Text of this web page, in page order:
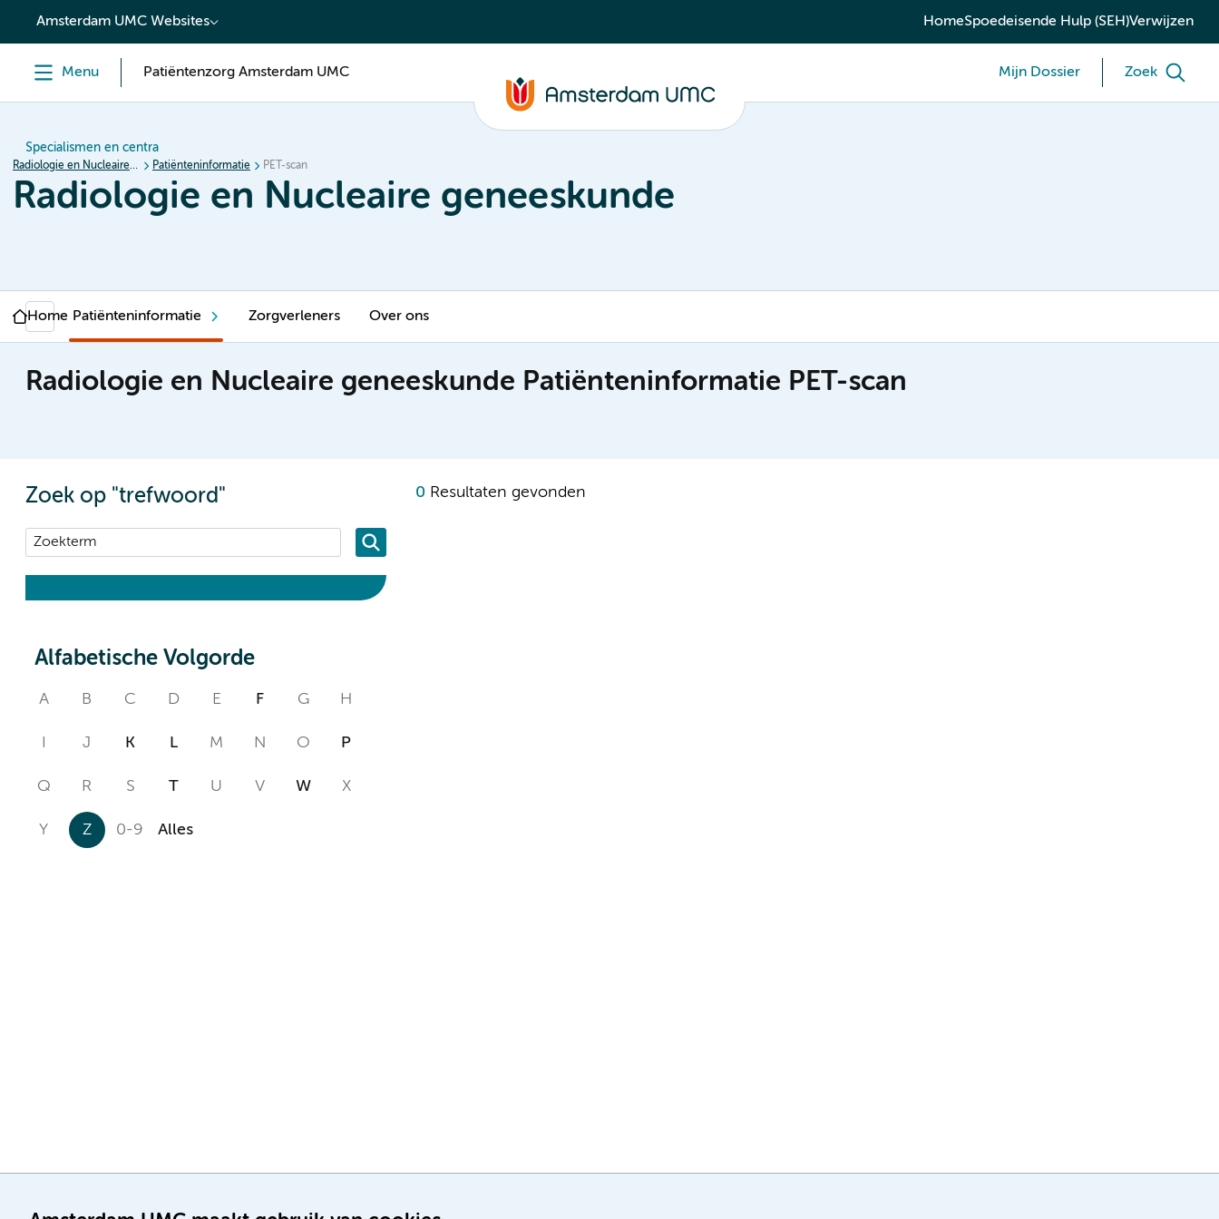
content
Amsterdam UMC Websites HomeSpoedeisende Hulp (SEH)Verwijzen
Menu Patiëntenzorg Amsterdam UMC Mijn Dossier Zoek
Specialismen en centra
Radiologie en Nucleaire geneeskunde Patiënteninformatie PET-scan
Radiologie en Nucleaire geneeskunde
Home Patiënteninformatie Zorgverleners Over ons
Radiologie en Nucleaire geneeskunde Patiënteninformatie PET-scan
Zoek op "trefwoord"
Alfabetische Volgorde
A B C D E F G H
J K L M N O P
Q R S T U V W X
Y Z 0-9 Alles
0 Resultaten gevonden